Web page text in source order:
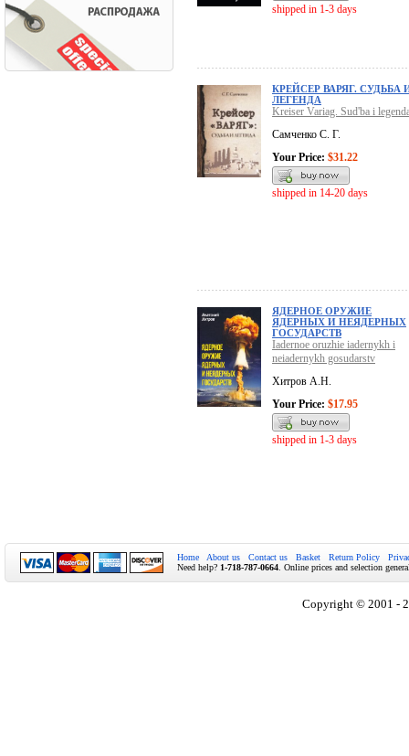
shipped in 1-3 days
КРЕЙСЕР ВАРЯГ. СУДЬБА
ЛЕГЕНДА
Kreiser Variag. Sud'ba i
Самченко С. Г.
Your Price: $31.22
shipped in 14-20 days
ЯДЕРНОЕ ОРУЖИЕ
ЯДЕРНЫХ И НЕЯДЕРНЫХ
ГОСУДАРСТВ
Iadernoe oruzhie iadernykh i
neiadernykh gosudarstv
Хитров А.Н.
Your Price: $17.95
shipped in 1-3 days
Home About us Contact us Basket Return Policy
Need help? 1-718-787-0664 . Online prices and selection
Copyright © 2001 -